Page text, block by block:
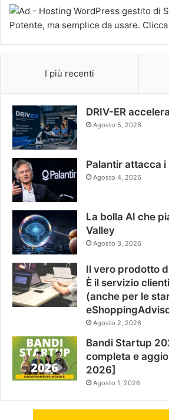
I più recenti
DRIV-ER
Agosto 5, 2026
Palantir attacca
Agosto 4, 2026
La bolla AI che
Valley
Agosto 3, 2026
Il vero prodotto
È il servizio
(anche per le
Agosto 2, 2026
Bandi Startup
completa e
2026]
Agosto 1, 2026